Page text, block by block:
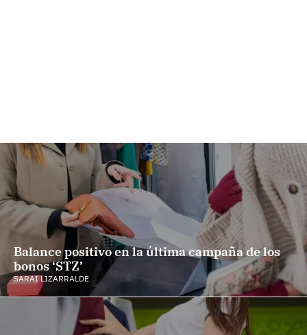
Balance positivo en la última campaña de los
bonos ‘STZ’
SARAI LIZARRALDE